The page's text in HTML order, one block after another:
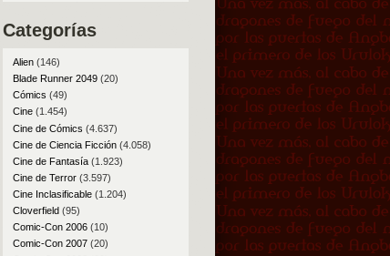
Categorías
Alien(146)
Blade Runner 2049(20)
Cómics (49)
Cine(1.454)
Cine de Cómics (4.637)
Cine de Ciencia Ficción(4.058)
Cine de Fantasía(1.923)
Cine de Terror(3.597)
Cine Inclasificable(1.204)
Cloverfield(95)
Comic-Con 2006(10)
Comic-Con 2007(20)